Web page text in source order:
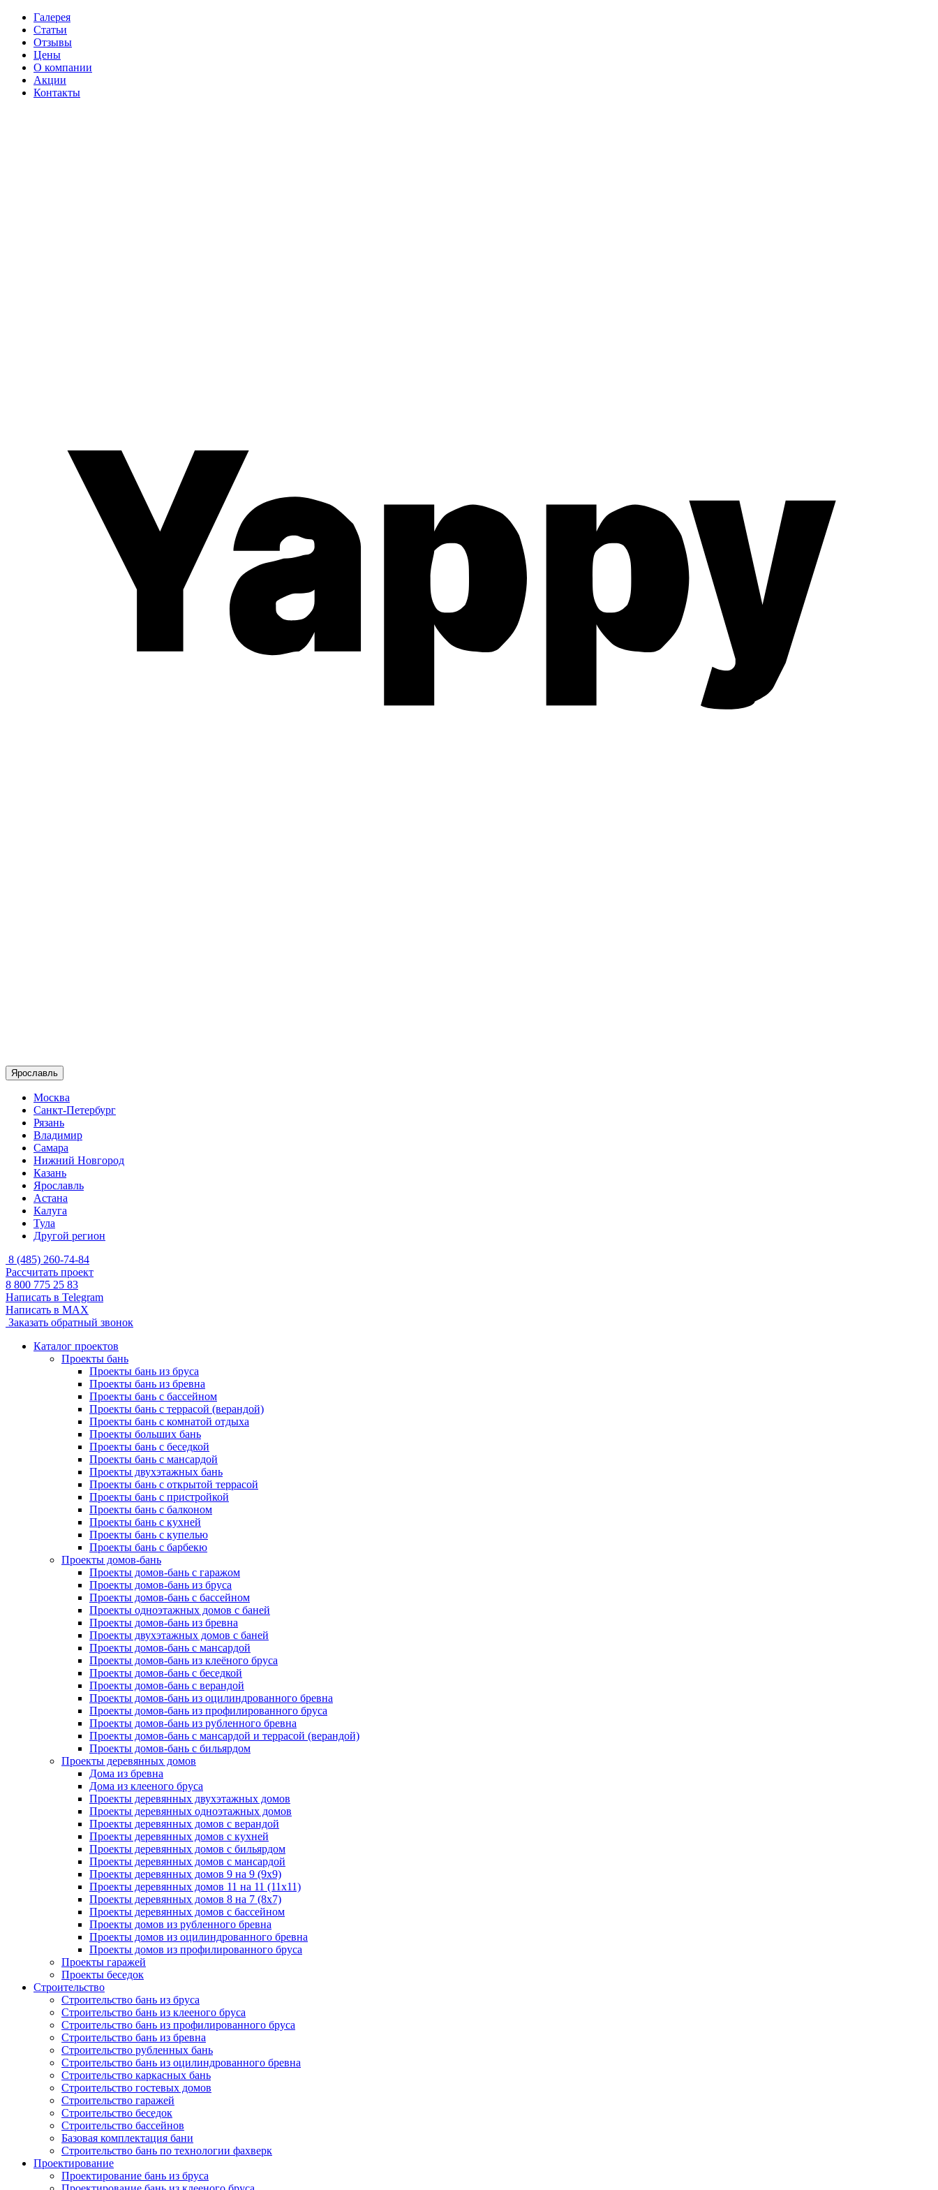
Галерея
Статьи
Отзывы
Цены
О компании
Акции
Контакты
Ярославль
Москва
Санкт-Петербург
Рязань
Владимир
Самара
Нижний Новгород
Казань
Ярославль
Астана
Калуга
Тула
Другой регион
8 (485) 260-74-84
Рассчитать проект
8 800 775 25 83
Написать в Telegram
Написать в MAX
Заказать обратный звонок
Каталог проектов
Проекты бань
Проекты бань из бруса
Проекты бань из бревна
Проекты бань с бассейном
Проекты бань с террасой (верандой)
Проекты бань с комнатой отдыха
Проекты больших бань
Проекты бань с беседкой
Проекты бань с мансардой
Проекты двухэтажных бань
Проекты бань с открытой террасой
Проекты бань с пристройкой
Проекты бань с балконом
Проекты бань с кухней
Проекты бань с купелью
Проекты бань с барбекю
Проекты домов-бань
Проекты домов-бань с гаражом
Проекты домов-бань из бруса
Проекты домов-бань с бассейном
Проекты одноэтажных домов с баней
Проекты домов-бань из бревна
Проекты двухэтажных домов с баней
Проекты домов-бань с мансардой
Проекты домов-бань из клеёного бруса
Проекты домов-бань с беседкой
Проекты домов-бань с верандой
Проекты домов-бань из оцилиндрованного бревна
Проекты домов-бань из профилированного бруса
Проекты домов-бань из рубленного бревна
Проекты домов-бань с мансардой и террасой (верандой)
Проекты домов-бань с бильярдом
Проекты деревянных домов
Дома из бревна
Дома из клееного бруса
Проекты деревянных двухэтажных домов
Проекты деревянных одноэтажных домов
Проекты деревянных домов с верандой
Проекты деревянных домов с кухней
Проекты деревянных домов с бильярдом
Проекты деревянных домов с мансардой
Проекты деревянных домов 9 на 9 (9x9)
Проекты деревянных домов 11 на 11 (11x11)
Проекты деревянных домов 8 на 7 (8x7)
Проекты деревянных домов с бассейном
Проекты домов из рубленного бревна
Проекты домов из оцилиндрованного бревна
Проекты домов из профилированного бруса
Проекты гаражей
Проекты беседок
Строительство
Строительство бань из бруса
Строительство бань из клееного бруса
Строительство бань из профилированного бруса
Строительство бань из бревна
Строительство рубленных бань
Строительство бань из оцилиндрованного бревна
Строительство каркасных бань
Строительство гостевых домов
Строительство гаражей
Строительство беседок
Строительство бассейнов
Базовая комплектация бани
Строительство бань по технологии фахверк
Проектирование
Проектирование бань из бруса